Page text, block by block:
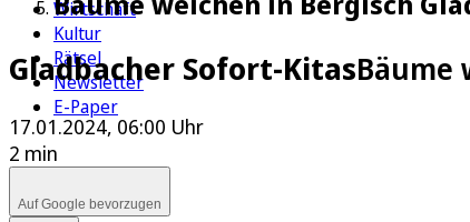
Wirtschaft
Kultur
Rätsel
Newsletter
E-Paper
Gladbacher Sofort-KitasBäume
17.01.2024, 06:00 Uhr
2 min
Auf Google bevorzugen